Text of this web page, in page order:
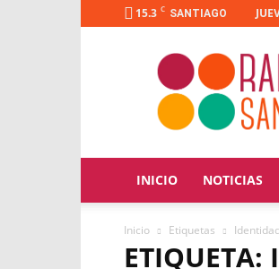
15.3 C SANTIAGO
INICIO NOTICIAS
Inicio Etiquetas
ETIQUETA: